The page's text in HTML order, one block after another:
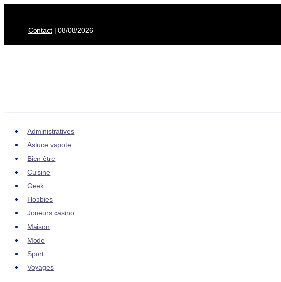
Contact | 08/08/2026
Administratives
Astuce vapote
Bien être
Cuisine
Geek
Hobbies
Joueurs casino
Maison
Mode
Sport
Voyages